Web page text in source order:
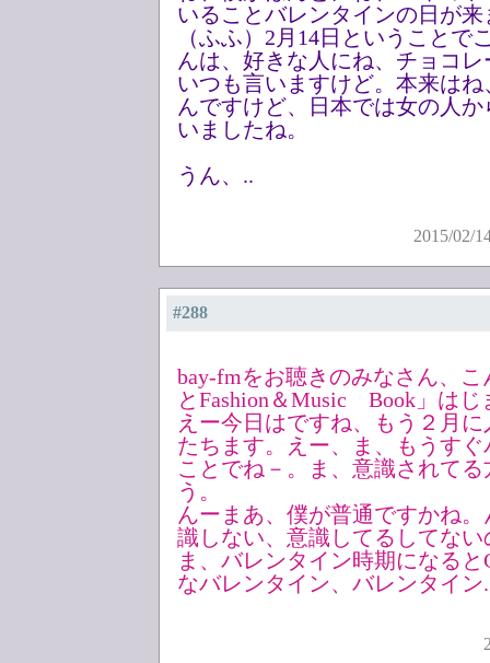
いることバレンタインの日が
（ふふ）2月14日ということで
んは、好きな人にね、チョコ
いつも言いますけど。本来は
んですけど、日本では女の人
いましたね。
うん、..
2015/02/
#288
bay-fmをお聴きのみなさん、
とFashion＆Music Book」はじ
えー今日はですね、もう２月
たちます。えー、ま、もうす
ことでね－。ま、意識されて
う。
んーまあ、僕が普通ですかね
識しない、意識してるしてな
ま、バレンタイン時期になる
なバレンタイン、バレンタイン